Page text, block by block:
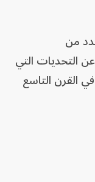
من
التحديات التي
القرن التاسع